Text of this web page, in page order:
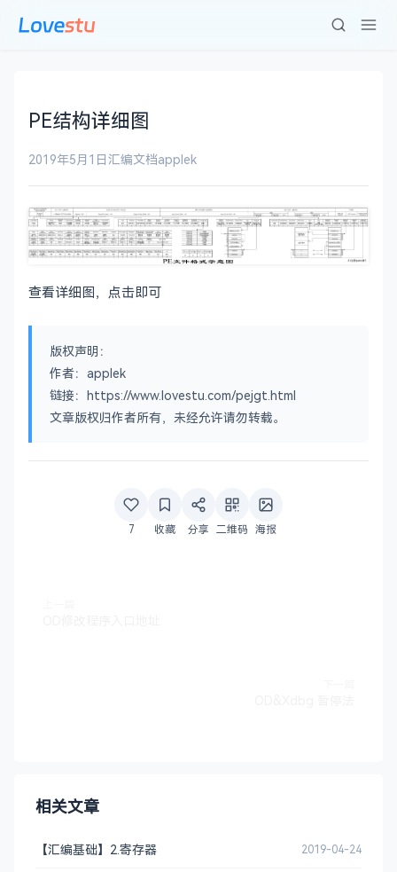
PE结构详细图
2019年5月1日汇编文档applek
查看详细图，点击即可
版权声明：
作者：applek
链接：https://www.lovestu.com/pejgt.html
文章版权归作者所有，未经允许请勿转载。
7 收藏 分享 二维码 海报
相关文章
【汇编基础】2.寄存器 2019-04-24